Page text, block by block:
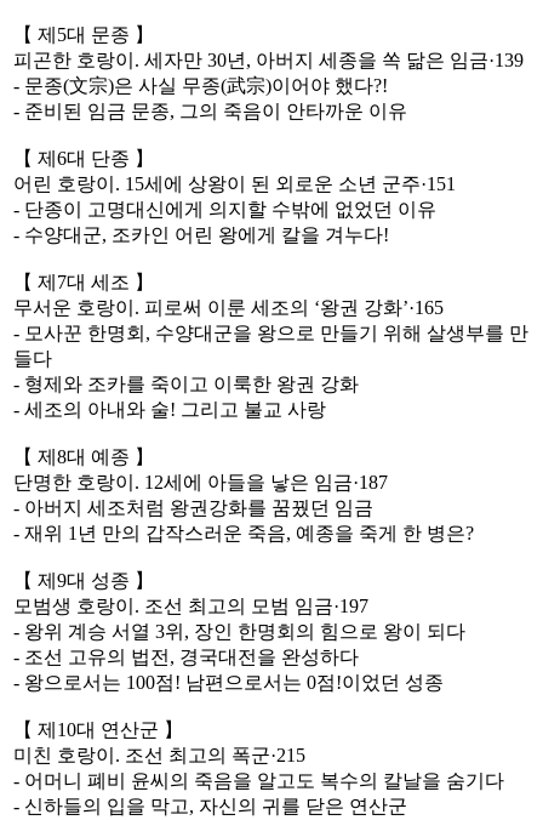
【 제5대 문종 】
피곤한 호랑이. 세자만 30년, 아버지 세종을 쏙 닮은 임금·139
- 문종(文宗)은 사실 무종(武宗)이어야 했다?!
- 준비된 임금 문종, 그의 죽음이 안타까운 이유
【 제6대 단종 】
어린 호랑이. 15세에 상왕이 된 외로운 소년 군주·151
- 단종이 고명대신에게 의지할 수밖에 없었던 이유
- 수양대군, 조카인 어린 왕에게 칼을 겨누다!
【 제7대 세조 】
무서운 호랑이. 피로써 이룬 세조의 ‘왕권 강화’·165
- 모사꾼 한명회, 수양대군을 왕으로 만들기 위해 살생부를 만
들다
- 형제와 조카를 죽이고 이룩한 왕권 강화
- 세조의 아내와 술! 그리고 불교 사랑
【 제8대 예종 】
단명한 호랑이. 12세에 아들을 낳은 임금·187
- 아버지 세조처럼 왕권강화를 꿈꿨던 임금
- 재위 1년 만의 갑작스러운 죽음, 예종을 죽게 한 병은?
【 제9대 성종 】
모범생 호랑이. 조선 최고의 모범 임금·197
- 왕위 계승 서열 3위, 장인 한명회의 힘으로 왕이 되다
- 조선 고유의 법전, 경국대전을 완성하다
- 왕으로서는 100점! 남편으로서는 0점!이었던 성종
【 제10대 연산군 】
미친 호랑이. 조선 최고의 폭군·215
- 어머니 폐비 윤씨의 죽음을 알고도 복수의 칼날을 숨기다
- 신하들의 입을 막고, 자신의 귀를 닫은 연산군